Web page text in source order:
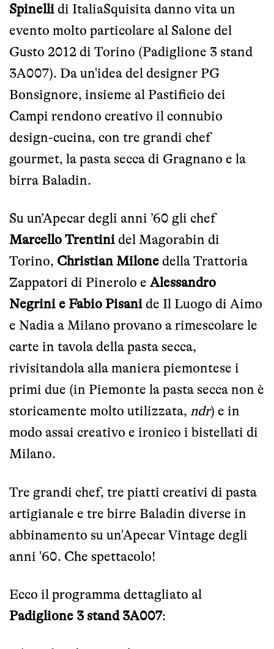
Spinelli di ItaliaSquisita danno vita un
evento molto particolare al Salone del
Gusto 2012 di Torino (Padiglione 3 stand
3A007). Da un'idea del designer PG
Bonsignore, insieme al Pastificio dei
Campi rendono creativo il connubio
design-cucina, con tre grandi chef
gourmet, la pasta secca di Gragnano e la
birra Baladin.
Su un’Apecar degli anni ’60 gli chef
Marcello Trentini del Magorabin di
Torino, Christian Milone della Trattoria
Zappatori di Pinerolo e Alessandro
Negrini e Fabio Pisani de Il Luogo di Aimo
e Nadia a Milano provano a rimescolare le
carte in tavola della pasta secca,
rivisitandola alla maniera piemontese i
primi due (in Piemonte la pasta secca non è
storicamente molto utilizzata, ndr) e in
modo assai creativo e ironico i bistellati di
Milano.
Tre grandi chef, tre piatti creativi di pasta
artigianale e tre birre Baladin diverse in
abbinamento su un'Apecar Vintage degli
anni '60. Che spettacolo!
Ecco il programma dettagliato al
Padiglione 3 stand 3A007: